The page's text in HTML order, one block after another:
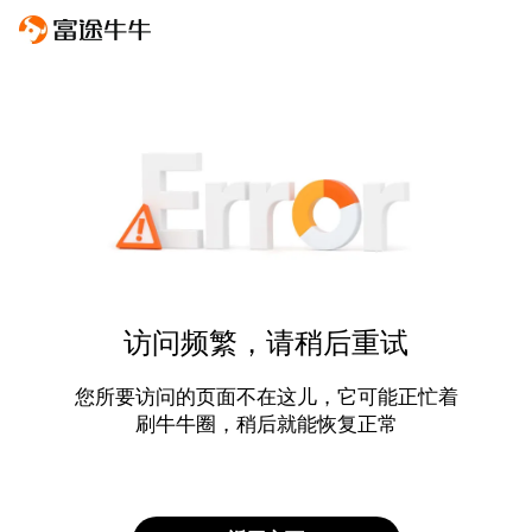
访问频繁，请稍后重试
您所要访问的页面不在这儿，它可能正忙着
刷牛牛圈，稍后就能恢复正常